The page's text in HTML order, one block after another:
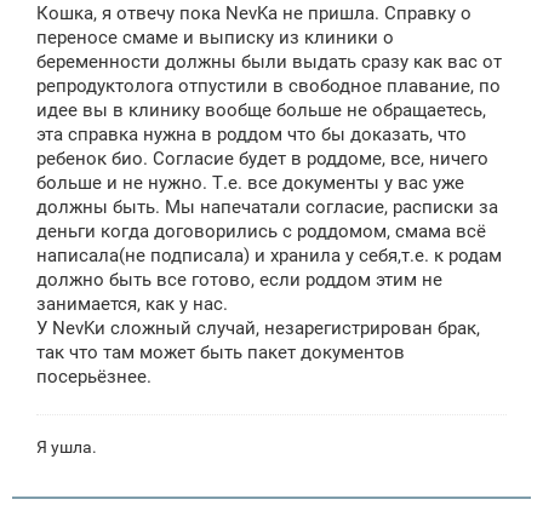
Кошка, я отвечу пока NevKa не пришла. Справку о
переносе смаме и выписку из клиники о
беременности должны были выдать сразу как вас от
репродуктолога отпустили в свободное плавание, по
идее вы в клинику вообще больше не обращаетесь,
эта справка нужна в роддом что бы доказать, что
ребенок био. Согласие будет в роддоме, все, ничего
больше и не нужно. Т.е. все документы у вас уже
должны быть. Мы напечатали согласие, расписки за
деньги когда договорились с роддомом, смама всё
написала(не подписала) и хранила у себя,т.е. к родам
должно быть все готово, если роддом этим не
занимается, как у нас.
У NevKи сложный случай, незарегистрирован брак,
так что там может быть пакет документов
посерьёзнее.
Я ушла.